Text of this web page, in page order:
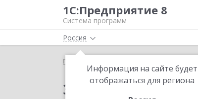
1С:Предприятие 8
Система программ
Россия
Информация на сайте будет
отображаться для региона
Главная
Заказать Модуль